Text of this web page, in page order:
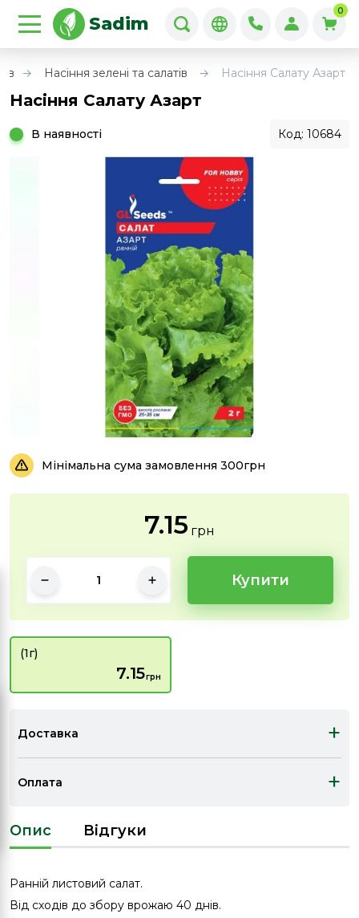
Sadim
0
Насіння зелені та салатів Насіння Салату Азарт
Насіння Салату Азарт
В наявності Код: 10684
Мінімальна сума замовлення 300грн
7.15 грн
Купити
(1г)
7.15грн
Доставка +
Оплата +
Опис Відгуки
Ранній листовий салат.
Від сходів до збору врожаю 40 днів.